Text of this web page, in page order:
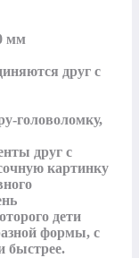
мм
друг с
головоломку,
друг с
картинку
дети
формы, с
быстрее.